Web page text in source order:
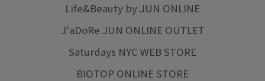
Life&Beauty by JUN ONLINE
J'aDoRe JUN ONLINE OUTLET
Saturdays NYC WEB STORE
BIOTOP ONLINE STORE